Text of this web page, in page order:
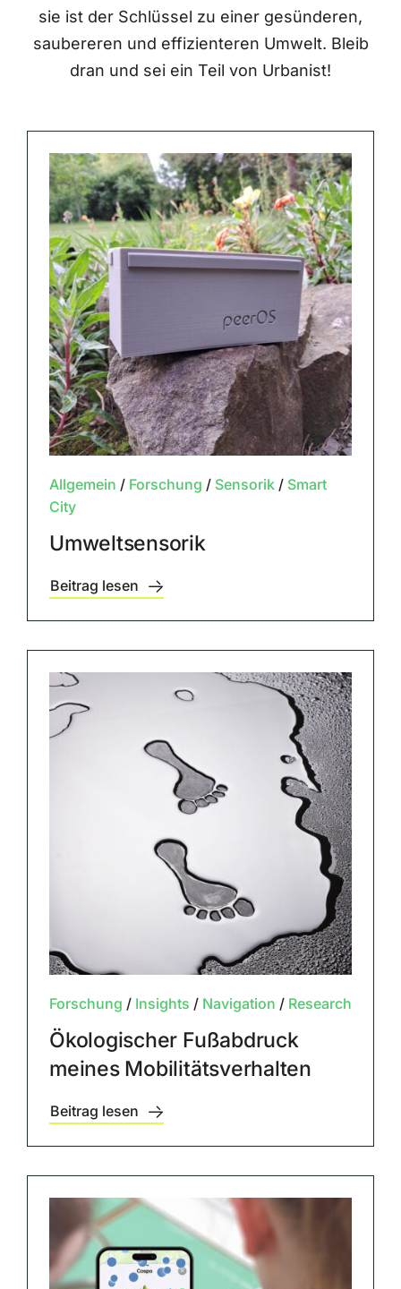
sie ist der Schlüssel zu einer gesünderen,
saubereren und effizienteren Umwelt. Bleib
dran und sei ein Teil von Urbanist!
Allgemein / Forschung / Sensorik/ Smart
City
Umweltsensorik
Beitrag lesen
Forschung / Insights / Navigation / Research
Ökologischer Fußabdruck
meines Mobilitätsverhalten
Beitrag lesen